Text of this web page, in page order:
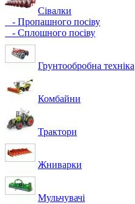
Сівалки
- Пропашного посіву
- Сплошного посіву
Грунтообробна техніка
Комбайни
Трактори
Жниварки
Мульчувачі